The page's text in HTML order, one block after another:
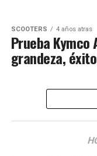
SCOOTERS 4 años atras
Prueba Kymco
grandeza,